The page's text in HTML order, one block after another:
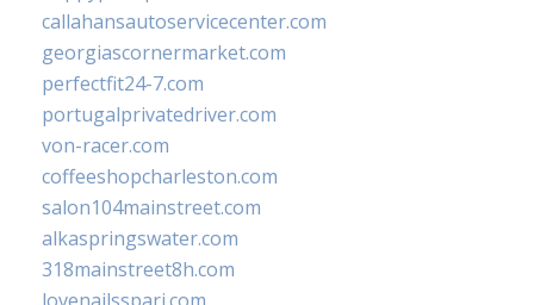
callahansautoservicecenter.com
georgiascornermarket.com
perfectfit24-7.com
portugalprivatedriver.com
von-racer.com
coffeeshopcharleston.com
salon104mainstreet.com
alkaspringswater.com
318mainstreet8h.com